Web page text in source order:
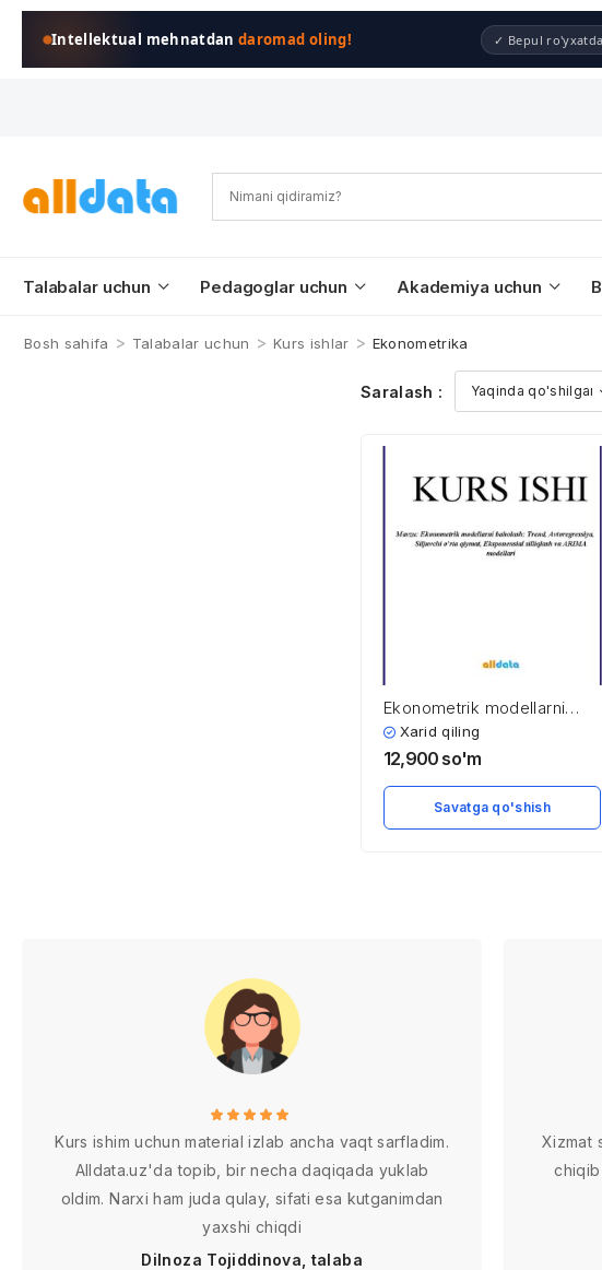
Intellektual mehnatdandaromad oling! ✓ Bepul
Talabalar uchun Pedagoglar uchun Akademiya uchun
Bosh sahifa > Talabalar uchun > Kurs ishlar > Ekonometrika
Saralash :
Ekonometrik modellarni
baholash: Trend,
Avtoregressiya, Siljuvchi
silliqlash va ARIMA
modellari
Xarid qiling
12,900 so'm
Savatga qo'shish
Kurs ishim uchun material izlab ancha vaqt sarfladim.
Alldata.uz'da topib, bir necha daqiqada yuklab
oldim. Narxi ham juda qulay, sifati esa kutganimdan
yaxshi chiqdi
Dilnoza Tojiddinova, talaba
Xizmat